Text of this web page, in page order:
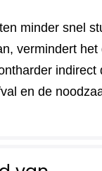
minder snel
vermindert het
indirect
en de